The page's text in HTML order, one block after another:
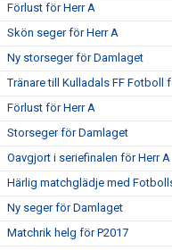
Förlust för Herr A
Skön seger för Herr A
Ny storseger för Damlaget
Tränare till Kulladals FF Fotboll
Förlust för Herr A
Storseger för Damlaget
Oavgjort i seriefinalen för Herr A
Härlig matchglädje med
Ny seger för Damlaget
Matchrik helg för P2017